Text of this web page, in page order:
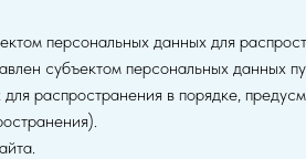
персональных данных для
субъектом персональных данных
распространения в порядке,